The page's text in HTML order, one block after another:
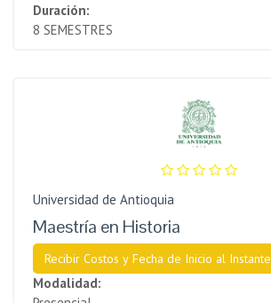
Duración:
8 SEMESTRES
Universidad de Antioquia
Maestría en Historia
Recibir Costos y Fecha de Inicio al Instante
Modalidad: